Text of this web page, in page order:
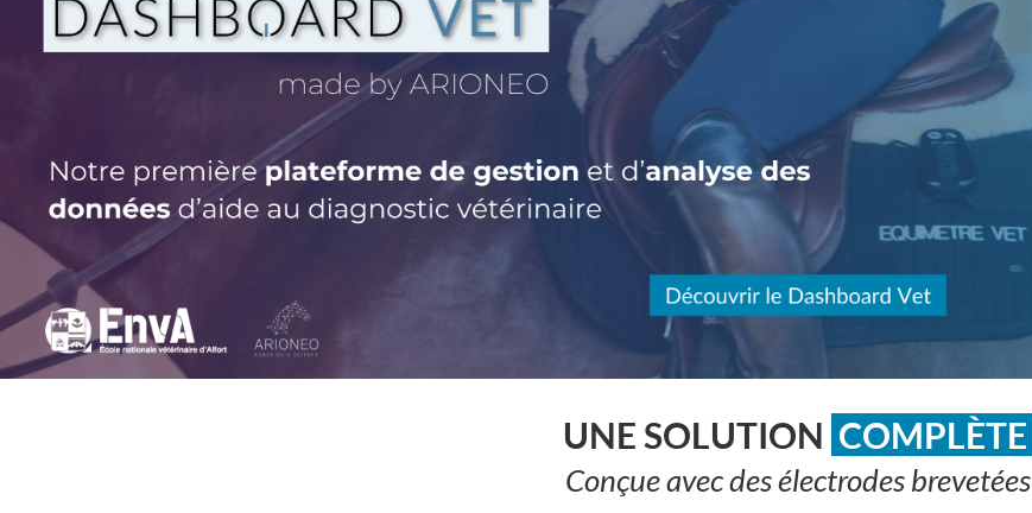
UNE SOLUTION COMPLÈTE
Conçue avec des électrodes brevetées